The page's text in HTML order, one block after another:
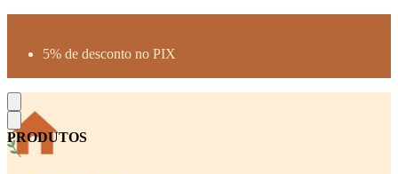
5% de desconto no PIX
PRODUTOS